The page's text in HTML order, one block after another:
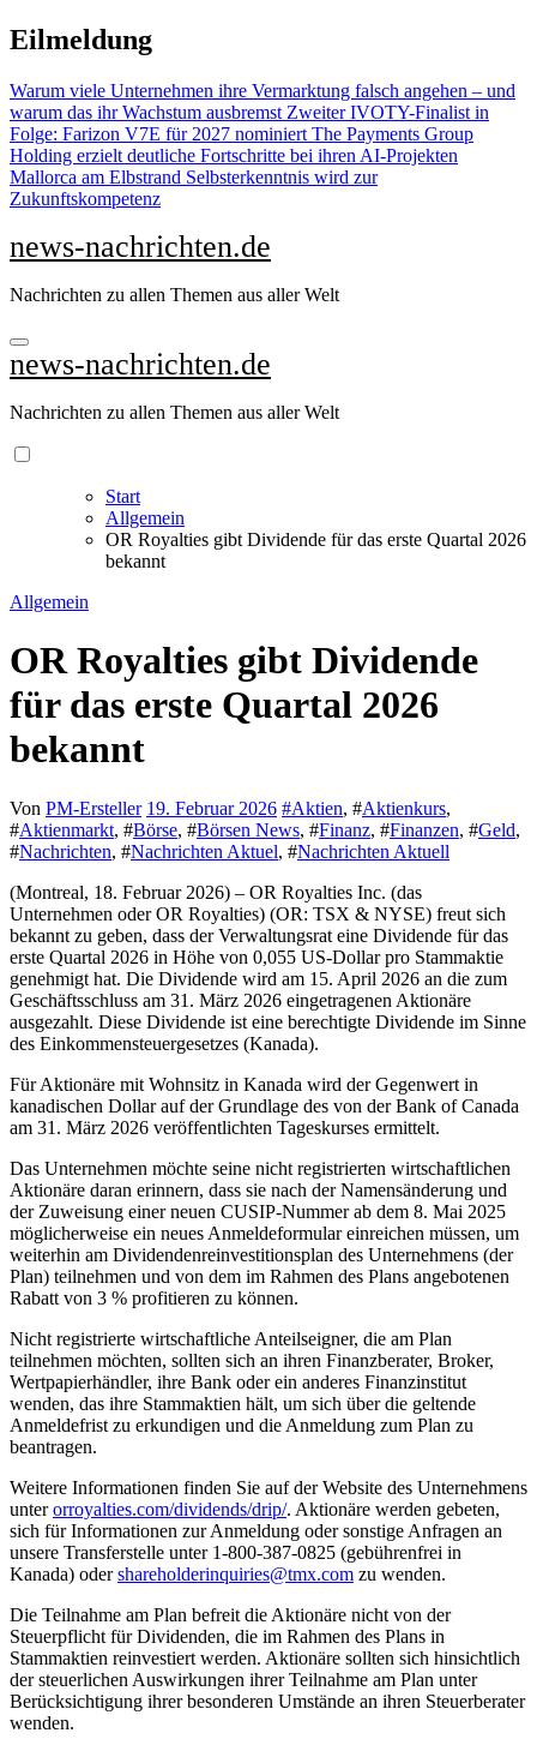
Zu
Inhalten
Eilmeldung
Warum viele Unternehmen ihre Vermarktung falsch angehen – und
warum das ihr Wachstum ausbremst Zweiter IVOTY-Finalist in
Folge: Farizon V7E für 2027 nominiert The Payments Group
Holding erzielt deutliche Fortschritte bei ihren AI-Projekten
Mallorca am Elbstrand Selbsterkenntnis wird zur
Zukunftskompetenz
news-nachrichten.de
Nachrichten zu allen Themen aus aller Welt
news-nachrichten.de
Nachrichten zu allen Themen aus aller Welt
Start
Allgemein
OR Royalties gibt Dividende für das erste Quartal 2026
bekannt
Allgemein
OR Royalties gibt Dividende
für das erste Quartal 2026
bekannt
Von PM-Ersteller 19. Februar 2026 #Aktien, #Aktienkurs,
#Aktienmarkt, #Börse, #Börsen News, #Finanz, #Finanzen, #Geld,
#Nachrichten, #Nachrichten Aktuel, #Nachrichten Aktuell
(Montreal, 18. Februar 2026) – OR Royalties Inc. (das
Unternehmen oder OR Royalties) (OR: TSX & NYSE) freut sich
bekannt zu geben, dass der Verwaltungsrat eine Dividende für das
erste Quartal 2026 in Höhe von 0,055 US-Dollar pro Stammaktie
genehmigt hat. Die Dividende wird am 15. April 2026 an die zum
Geschäftsschluss am 31. März 2026 eingetragenen Aktionäre
ausgezahlt. Diese Dividende ist eine berechtigte Dividende im Sinne
des Einkommensteuergesetzes (Kanada).
Für Aktionäre mit Wohnsitz in Kanada wird der Gegenwert in
kanadischen Dollar auf der Grundlage des von der Bank of Canada
am 31. März 2026 veröffentlichten Tageskurses ermittelt.
Das Unternehmen möchte seine nicht registrierten wirtschaftlichen
Aktionäre daran erinnern, dass sie nach der Namensänderung und
der Zuweisung einer neuen CUSIP-Nummer ab dem 8. Mai 2025
möglicherweise ein neues Anmeldeformular einreichen müssen, um
weiterhin am Dividendenreinvestitionsplan des Unternehmens (der
Plan) teilnehmen und von dem im Rahmen des Plans angebotenen
Rabatt von 3 % profitieren zu können.
Nicht registrierte wirtschaftliche Anteilseigner, die am Plan
teilnehmen möchten, sollten sich an ihren Finanzberater, Broker,
Wertpapierhändler, ihre Bank oder ein anderes Finanzinstitut
wenden, das ihre Stammaktien hält, um sich über die geltende
Anmeldefrist zu erkundigen und die Anmeldung zum Plan zu
beantragen.
Weitere Informationen finden Sie auf der Website des Unternehmens
unterorroyalties.com/dividends/drip/. Aktionäre werden gebeten,
sich für Informationen zur Anmeldung oder sonstige Anfragen an
unsere Transferstelle unter 1-800-387-0825 (gebührenfrei in
Kanada) odershareholderinquiries@tmx.com zu wenden.
Die Teilnahme am Plan befreit die Aktionäre nicht von der
Steuerpflicht für Dividenden, die im Rahmen des Plans in
Stammaktien reinvestiert werden. Aktionäre sollten sich hinsichtlich
der steuerlichen Auswirkungen ihrer Teilnahme am Plan unter
Berücksichtigung ihrer besonderen Umstände an ihren Steuerberater
wenden.